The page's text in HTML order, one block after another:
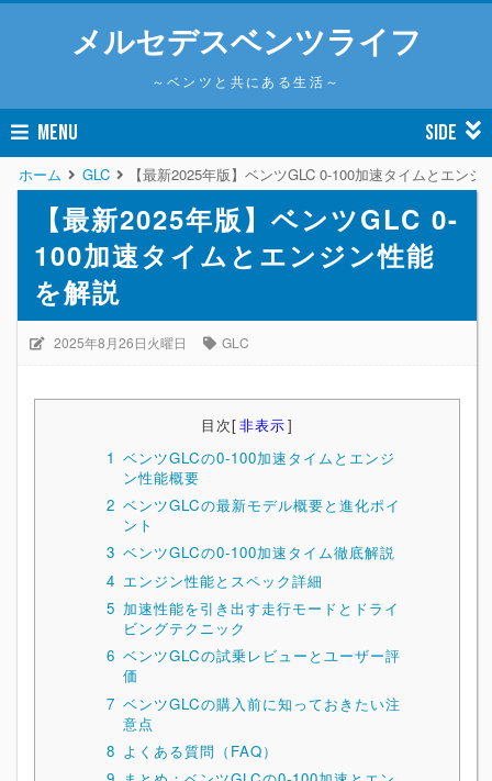
メルセデスベンツライフ
～ベンツと共にある生活～
MENU SIDE
ホーム GLC 【最新2025年版】ベンツGLC 0-100加速タイムとエンジ
【最新2025年版】ベンツGLC 0-
100加速タイムとエンジン性能
を解説
2025年8月26日火曜日 GLC
目次[非表示]
1 ベンツGLCの0-100加速タイムとエンジ
ン性能概要
2 ベンツGLCの最新モデル概要と進化ポイ
ント
3 ベンツGLCの0-100加速タイム徹底解説
4 エンジン性能とスペック詳細
5 加速性能を引き出す走行モードとドライ
ビングテクニック
6 ベンツGLCの試乗レビューとユーザー評
価
7 ベンツGLCの購入前に知っておきたい注
意点
8 よくある質問（FAQ）